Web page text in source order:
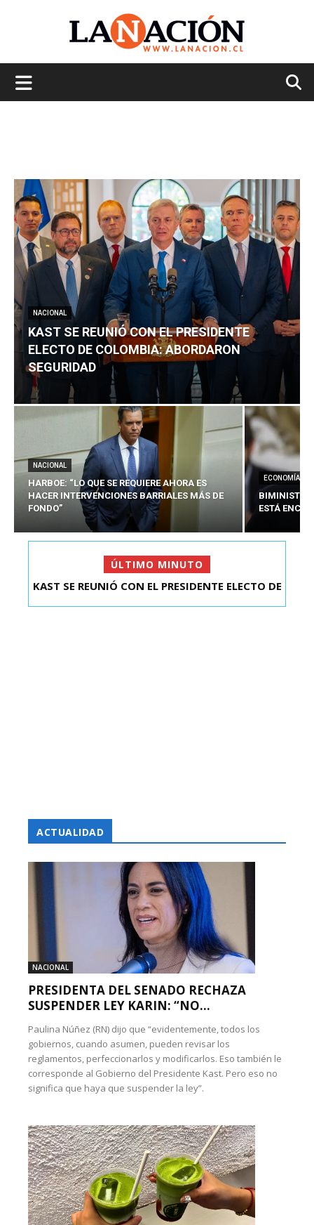
NACIONAL
KAST SE REUNIÓ CON EL PRESIDENTE
ELECTO DE COLOMBIA: ABORDARON
SEGURIDAD
NACIONAL
HARBOE: “LO QUE SE REQUIERE AHORA ES
HACER INTERVENCIONES BARRIALES MÁS DE
FONDO”
ECONOMÍA
BIMINISTRO
ESTÁ
ÚLTIMO MINUTO
KAST SE REUNIÓ CON EL PRESIDENTE ELECTO DE
ACTUALIDAD
NACIONAL
PRESIDENTA DEL SENADO RECHAZA
SUSPENDER LEY KARIN: “NO...
Paulina Núñez (RN) dijo que “evidentemente, todos los
gobiernos, cuando asumen, pueden revisar los
reglamentos, perfeccionarlos y modificarlos. Eso también le
corresponde al Gobierno del Presidente Kast. Pero eso no
significa que haya que suspender la ley”.